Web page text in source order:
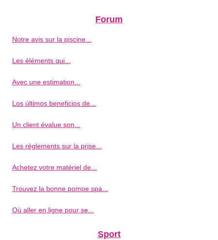
Forum
Notre avis sur la piscine...
Les éléments qui...
Avec une estimation...
Los últimos beneficios de...
Un client évalue son...
Les règlements sur la prise...
Achetez votre matériel de...
Trouvez la bonne pompe spa...
Où aller en ligne pour se...
Sport